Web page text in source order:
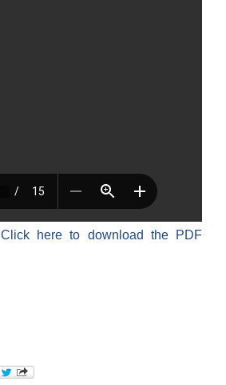
Click here to download the PDF